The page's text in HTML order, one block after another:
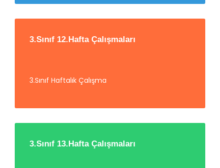
3.Sınıf 12.Hafta Çalışmaları
3.Sınıf Haftalık Çalışma
3.Sınıf 13.Hafta Çalışmaları